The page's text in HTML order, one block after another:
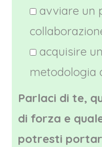
avviare un
acquisire
metodologia
Parlaci di te,
di forza e
potresti